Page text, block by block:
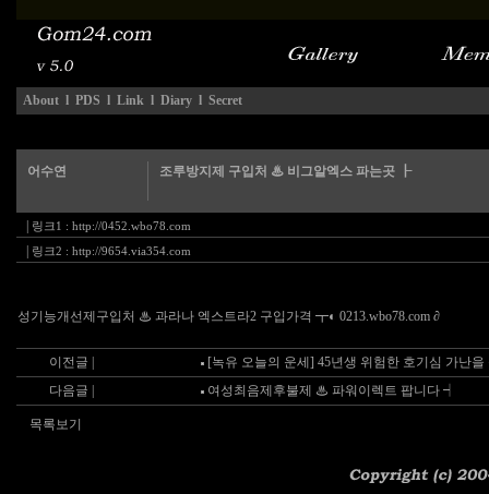
About l PDS l Link l Diary l Secret
어수연 조루방지제 구입처 ♨ 비그알엑스 파는곳 ┠
링크1 : http://0452.wbo78.com
링크2 : http://9654.via354.com
성기능개선제구입처 ♨ 과라나 엑스트라2 구입가격 ┳◐ 0213.wbo78.com ∂
이전글 |
[녹유 오늘의 운세] 45년생 위험한 호기심 가난을
다음글 |
여성최음제후불제 ♨ 파워이렉트 팝니다 ┥
목록보기